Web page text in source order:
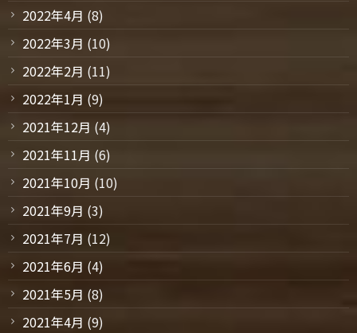
2022年4月 (8)
2022年3月 (10)
2022年2月 (11)
2022年1月 (9)
2021年12月 (4)
2021年11月 (6)
2021年10月 (10)
2021年9月 (3)
2021年7月 (12)
2021年6月 (4)
2021年5月 (8)
2021年4月 (9)